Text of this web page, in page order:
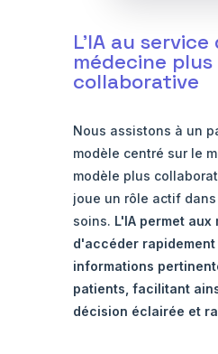
L'IA au service
médecine plus
collaborative
Nous assistons à un
modèle centré sur le
modèle plus
joue un rôle actif
soins. L'IA permet aux
d'accéder rapidement
informations
patients, facilitant
décision éclairée et